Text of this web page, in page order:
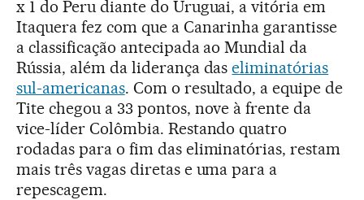
x 1 do Peru diante do Uruguai, a vitória em
Itaquera fez com que a Canarinha garantisse
a classificação antecipada ao Mundial da
Rússia, além da liderança daseliminatórias
sul-americanas. Com o resultado, a equipe de
Tite chegou a 33 pontos, nove à frente da
vice-líder Colômbia. Restando quatro
rodadas para o fim das eliminatórias, restam
mais três vagas diretas e uma para a
repescagem.